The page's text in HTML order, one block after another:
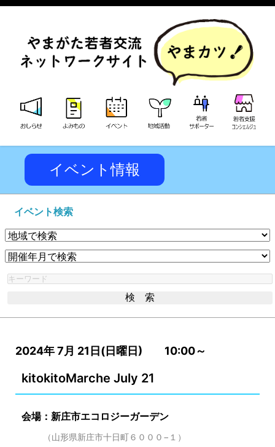
イベント情報
イベント検索
2024年 7月 21日(日曜日) 10:00～
kitokitoMarche July 21
会場：新庄市エコロジーガーデン
（山形県新庄市十日町６０００−１）